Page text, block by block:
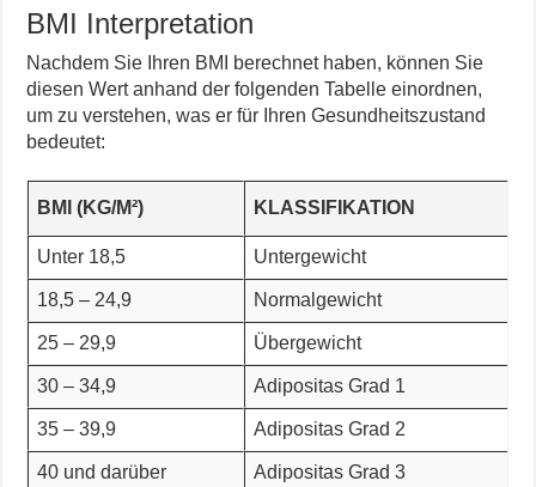
BMI Interpretation
Nachdem Sie Ihren BMI berechnet haben, können Sie
diesen Wert anhand der folgenden Tabelle einordnen,
um zu verstehen, was er für Ihren Gesundheitszustand
bedeutet:
BMI (KG/M²) KLASSIFIKATION
Unter 18,5 Untergewicht
18,5 – 24,9 Normalgewicht
25 – 29,9 Übergewicht
30 – 34,9 Adipositas Grad 1
35 – 39,9 Adipositas Grad 2
40 und darüber Adipositas Grad 3